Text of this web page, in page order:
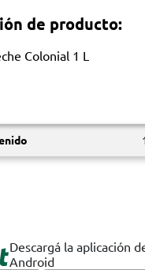
de producto:
Colonial 1 L
Descargá la aplicación
Android